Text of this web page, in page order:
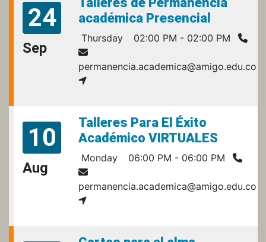
24
Sep
académica Presencial
Thursday 02:00 PM - 02:00 PM
permanencia.academica@amigo.edu.co
10
Aug
Talleres Para El Éxito
Académico VIRTUALES
Monday 06:00 PM - 06:00 PM
permanencia.academica@amigo.edu.co